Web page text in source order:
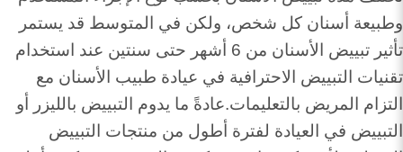
وطبيعة أسنان كل شخص، ولكن في المتوسط قد يستمر
تأثير تبييض الأسنان من 6 أشهر حتى سنتين عند استخدام
تقنيات التبييض الاحترافية في عيادة طبيب الأسنان مع
التزام المريض بالتعليمات.عادةً ما يدوم التبييض بالليزر أو
التبييض في العيادة لفترة أطول من منتجات التبييض